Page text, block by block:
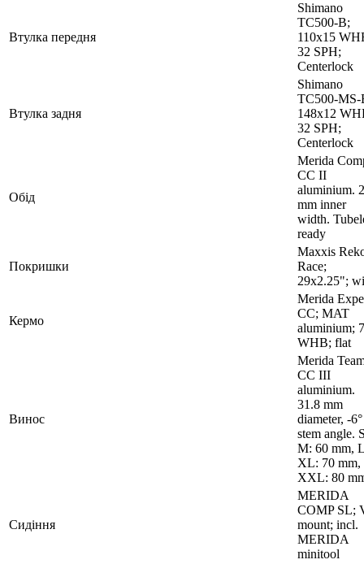
Втулка передня
Shimano
TC500-B;
110x15
32 SPH;
Centerlock
Втулка задня
Shimano
TC500-MS-
148x12
32 SPH;
Centerlock
Обід
Merida
CC II
aluminium.
mm inner
width.
ready
Покришки
Maxxis
Race;
29x2.25";
Кермо
Merida
CC; MAT
aluminium;
WHB; flat
Винос
Merida
CC III
aluminium.
31.8 mm
diameter, -6°
stem angle.
M: 60 mm,
XL: 70 mm,
XXL: 80
Сидіння
MERIDA
COMP SL;
mount; incl.
MERIDA
minitool